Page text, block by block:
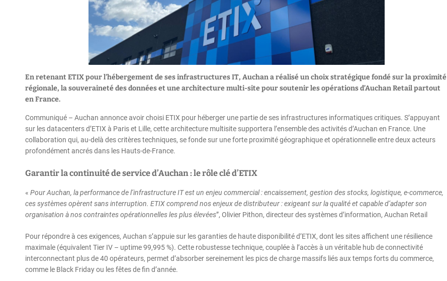
En retenant ETIX pour l’hébergement de ses infrastructures IT, Auchan a réalisé un choix stratégique fondé sur la proximité
régionale, la souveraineté des données et une architecture multi-site pour soutenir les opérations d’Auchan Retail partout
en France.
Communiqué – Auchan annonce avoir choisi ETIX pour héberger une partie de ses infrastructures informatiques critiques. S’appuyant
sur les datacenters d’ETIX à Paris et Lille, cette architecture multisite supportera l’ensemble des activités d’Auchan en France. Une
collaboration qui, au-delà des critères techniques, se fonde sur une forte proximité géographique et opérationnelle entre deux acteurs
profondément ancrés dans les Hauts-de-France.
Garantir la continuité de service d’Auchan : le rôle clé d’ETIX
« Pour Auchan, la performance de l’infrastructure IT est un enjeu commercial : encaissement, gestion des stocks, logistique, e-commerce,
ces systèmes opèrent sans interruption. ETIX comprend nos enjeux de distributeur : exigeant sur la qualité et capable d’adapter son
organisation à nos contraintes opérationnelles les plus élevées”, Olivier Pithon, directeur des systèmes d’information, Auchan Retail
Pour répondre à ces exigences, Auchan s’appuie sur les garanties de haute disponibilité d’ETIX, dont les sites affichent une résilience
maximale (équivalent Tier IV – uptime 99,995 %). Cette robustesse technique, couplée à l’accès à un véritable hub de connectivité
interconnectant plus de 40 opérateurs, permet d’absorber sereinement les pics de charge massifs liés aux temps forts du commerce,
comme le Black Friday ou les fêtes de fin d’année.